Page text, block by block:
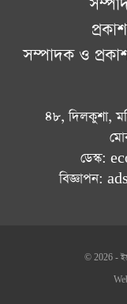
সম্পাদক ও
৪৮, দিলকুশা,
ডেস্ক:
বিজ্ঞাপন:
© 2026 -